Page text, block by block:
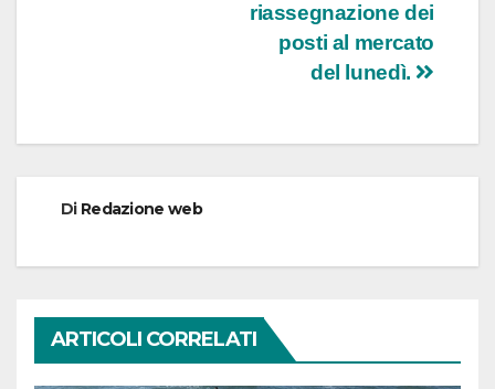
riassegnazione dei
posti al mercato
del lunedì.
Di Redazione web
ARTICOLI CORRELATI